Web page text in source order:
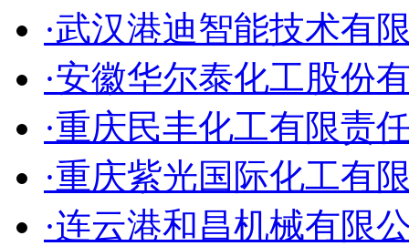
·武汉港迪智能技术有
·安徽华尔泰化工股份
·重庆民丰化工有限责
·重庆紫光国际化工有
·连云港和昌机械有限